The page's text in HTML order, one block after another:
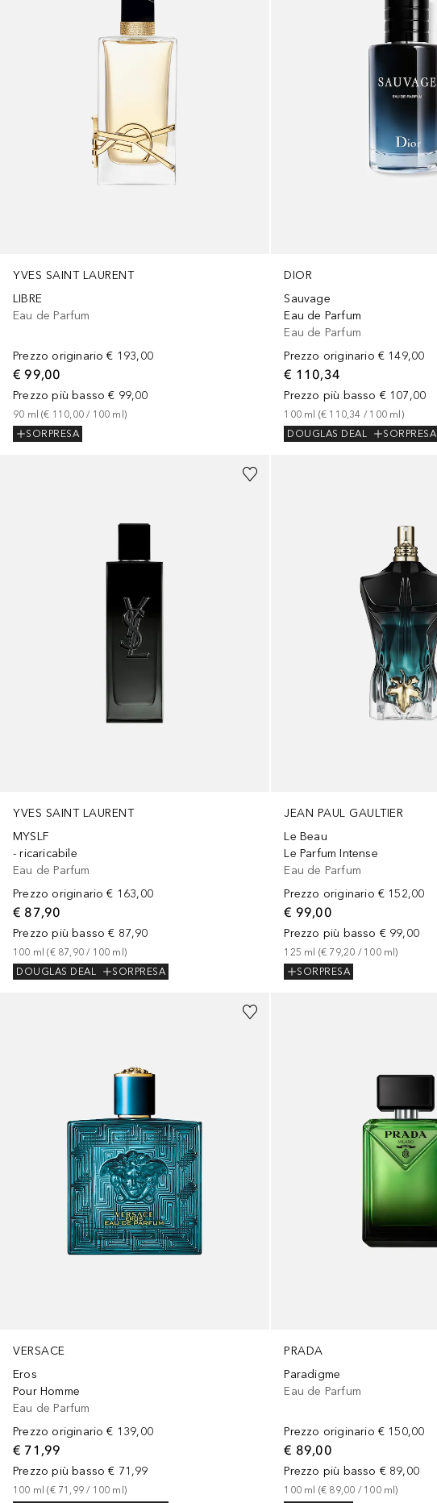
YVES SAINT LAURENT
LIBRE
Eau de Parfum
Prezzo originario € 193,00
€ 99,00
Prezzo più basso € 99,00
90 ml (€ 110,00 / 100 ml)
SORPRESA
DIOR
Sauvage
Eau de Parfum
Eau de Parfum
Prezzo originario € 149,00
€ 110,34
Prezzo più basso € 107,00
100 ml (€ 110,34 / 100 ml)
DOUGLAS DEAL
SORPRESA
YVES SAINT LAURENT
MYSLF
- ricaricabile
Eau de Parfum
Prezzo originario € 163,00
€ 87,90
Prezzo più basso € 87,90
100 ml (€ 87,90 / 100 ml)
DOUGLAS DEAL
SORPRESA
JEAN PAUL GAULTIER
Le Beau
Le Parfum Intense
Eau de Parfum
Prezzo originario € 152,00
€ 99,00
Prezzo più basso € 99,00
125 ml (€ 79,20 / 100 ml)
SORPRESA
VERSACE
Eros
Pour Homme
Eau de Parfum
Prezzo originario € 139,00
€ 71,99
Prezzo più basso € 71,99
100 ml (€ 71,99 / 100 ml)
PRADA
Paradigme
Eau de Parfum
Prezzo originario € 150,00
€ 89,00
Prezzo più basso € 89,00
100 ml (€ 89,00 / 100 ml)